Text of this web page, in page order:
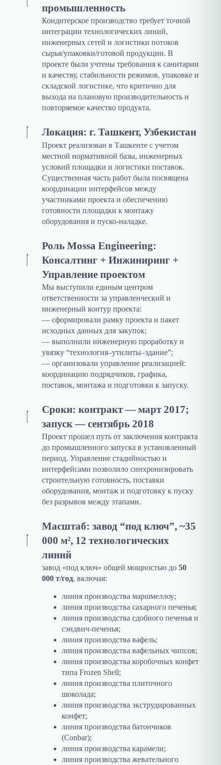
промышленность
Кондитерское производство требует точной
интеграции технологических линий,
инженерных сетей и логистики потоков
сырья/упаковки/готовой продукции. В
проекте были учтены требования к санитарии
и качеству, стабильности режимов, упаковке и
складской логистике, что критично для
выхода на плановую производительность и
повторяемое качество продукта.
Локация: г. Ташкент, Узбекистан
Проект реализован в Ташкенте с учетом
местной нормативной базы, инженерных
условий площадки и логистики поставок.
Существенная часть работ была посвящена
координации интерфейсов между
участниками проекта и обеспечению
готовности площадки к монтажу
оборудования и пуско-наладке.
Роль Mossa Engineering:
Консалтинг + Инжиниринг +
Управление проектом
Мы выступили единым центром
ответственности за управленческий и
инженерный контур проекта:
— сформировали рамку проекта и пакет
исходных данных для закупок;
— выполнили инженерную проработку и
увязку “технология–утилиты–здание”;
— организовали управление реализацией:
координацию подрядчиков, графика,
поставок, монтажа и подготовки к запуску.
Сроки: контракт — март 2017;
запуск — сентябрь 2018
Проект прошел путь от заключения контракта
до промышленного запуска в установленный
период. Управление стадийностью и
интерфейсами позволило синхронизировать
строительную готовность, поставки
оборудования, монтаж и подготовку к пуску
без разрывов между этапами.
Масштаб: завод “под ключ”, ~35
000 м², 12 технологических
линий
завод «под ключ» общей мощностью до 50
000 т/год, включая:
линия производства маршмеллоу;
линия производства сахарного печенья;
линия производства сдобного печенья и
сэндвич-печенья;
линия производства вафель;
линия производства вафельных чипсов;
линия производства коробочных конфет
типа Frozen Shell;
линия производства плиточного
шоколада;
линия производства экструдированных
конфет;
линия производства батончиков
(Conbar);
линия производства карамели;
линия производства жевательного